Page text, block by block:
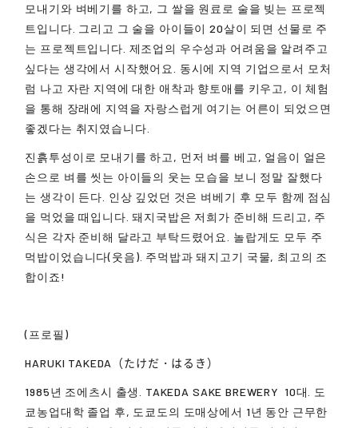
모내기와 벼베기를 하고, 그 쌀을 원료로 술을 빚는 프로젝
트입니다. 그리고 그 술을 아이들이 20살이 되면 선물로 주
는 프로젝트입니다. 제조업의 우수성과 어려움을 알려주고
싶다는 생각에서 시작했어요. 동시에 지역 기업으로서 모처
럼 나고 자란 지역에 대한 애착과 향토애를 키우고, 이 체험
을 통해 장래에 지역을 자랑스럽게 여기는 어른이 되었으면
좋겠다는 취지였습니다.
진흙투성이로 모내기를 하고, 먼저 벼를 베고, 얼음이 얼은
손으로 벼를 씻는 아이들의 웃는 모습을 보니 정말 잘했다
는 생각이 든다. 인상 깊었던 것은 벼베기 후 모두 함께 점심
을 먹었을 때입니다. 돼지국밥은 저희가 준비해 드리고, 주
식은 각자 준비해 달라고 부탁드렸어요. 놀랍게도 모두 주
먹밥이었습니다(웃음). 주먹밥과 돼지고기 국물, 최고의 조
합이죠!
(프로필)
HARUKI TAKEDA（たけだ・はるき）
1985년 조에츠시 출생. TAKEDA SAKE BREWERY 10대. 도
쿄농업대학 졸업 후, 도쿄도의 도매상에서 1년 동안 근무한